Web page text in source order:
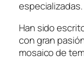
especializadas.
Han sido
con gran
mosaico de